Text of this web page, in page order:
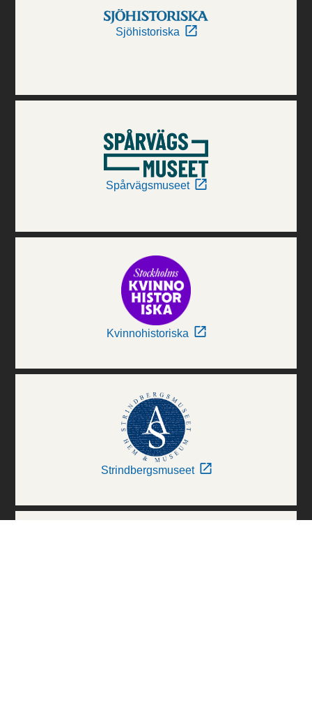
Sjöhistoriska
Spårvägsmuseet
Kvinnohistoriska
Strindbergsmuseet